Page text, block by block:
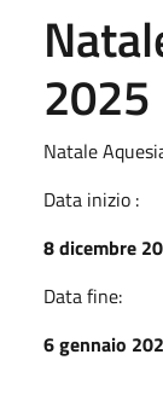
2025
Natale
Data inizio :
8 dicembre
Data fine:
6 gennaio